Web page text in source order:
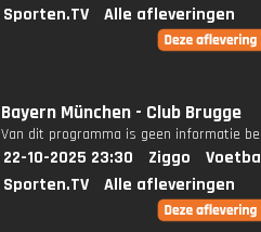
Sporten.TV
Alle afleveringen
Bayern München - Club Brugge
Van dit programma is geen informatie
22-10-2025 23:30 Ziggo
Sporten.TV
Alle afleveringen